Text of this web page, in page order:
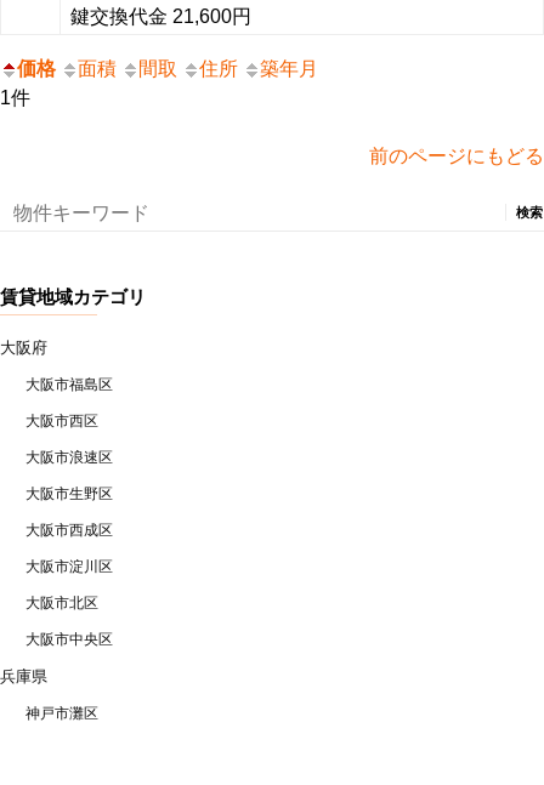
鍵交換代金 21,600円
価格 面積 間取 住所
築年月
1件
前のページにもどる
検
賃貸地域カテゴリ
大阪府
大阪市福島区
大阪市西区
大阪市浪速区
大阪市生野区
大阪市西成区
大阪市淀川区
大阪市北区
大阪市中央区
兵庫県
神戸市灘区